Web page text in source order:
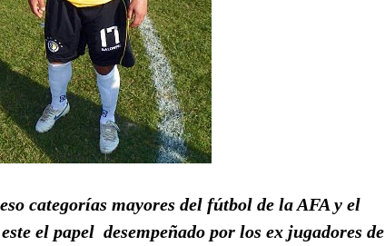
categorías mayores del fútbol de la AFA y el
el papel desempeñado por los ex jugadores de